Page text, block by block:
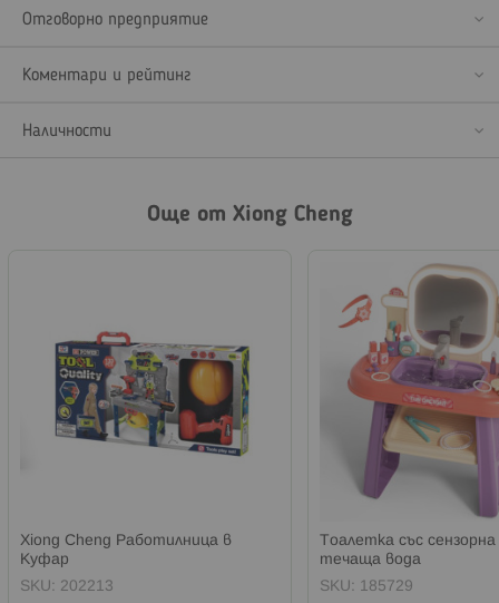
Отговорно предприятие
Коментари и рейтинг
Наличности
Още от Xiong Cheng
Xiong Cheng Работилница в
Куфар
SKU: 202213
Тоалетка със
течаща вода
SKU: 185729